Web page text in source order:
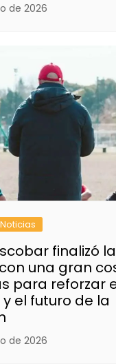
de 2026
Noticias
finalizó
una gran
para reforzar
el futuro de la
de 2026